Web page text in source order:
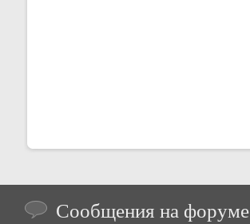
Сообщения на форуме